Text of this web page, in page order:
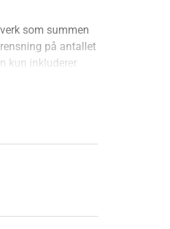
som summen
på antallet
kun inkluderer
varighet i en
For
Dette medfører at
som ikke